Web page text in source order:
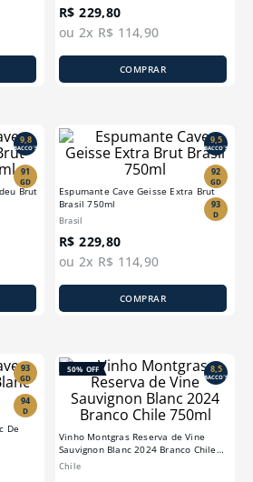
R$ 229,80
ou 2x R$ 114,90
COMPRAR
Brut
9,8
BACCO´S
91
GD
Espumante Cave Geisse Extra Brut
Brasil 750ml
Brasil
R$ 229,80
ou 2x R$ 114,90
9,5
BACCO´S
92
GD
93
D
COMPRAR
De
93
GD
94
D
Vinho Montgras Reserva de Vine
Sauvignon Blanc 2024 Branco Chile
750ml
Chile
8,5
BACCO´S
50% OFF